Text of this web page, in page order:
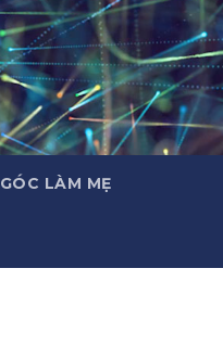
GÓC LÀM MẸ